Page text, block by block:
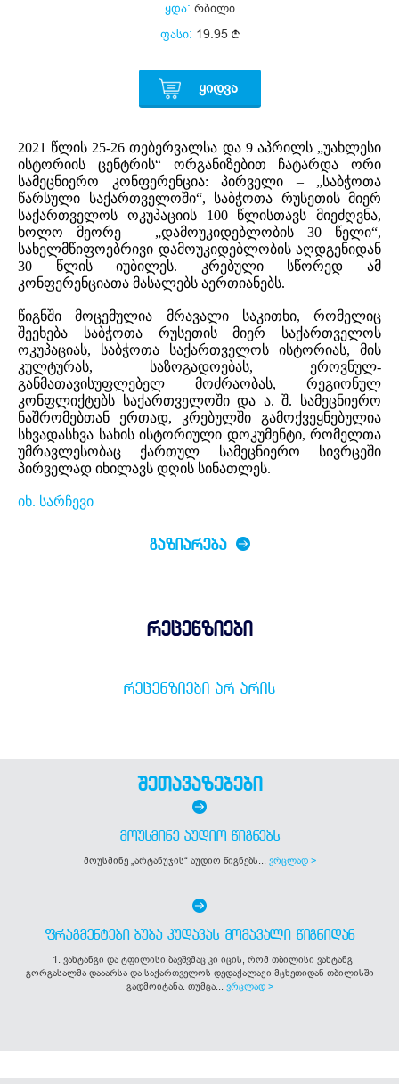
ყდა: რბილი
ფასი: 19.95
ᲧᲘᲓᲕᲐ
2021 წლის 25-26 თებერვალსა და 9 აპრილს „უახლესი
ისტორიის ცენტრის“ ორგანიზებით ჩატარდა ორი
სამეცნიერო კონფერენცია: პირველი – „საბჭოთა
წარსული საქართველოში“, საბჭოთა რუსეთის მიერ
საქართველოს ოკუპაციის 100 წლისთავს მიეძღვნა,
ხოლო მეორე – „დამოუკიდებლობის 30 წელი“,
სახელმწიფოებრივი დამოუკიდებლობის აღდგენიდან
30 წლის იუბილეს. კრებული სწორედ ამ
კონფერენციათა მასალებს აერთიანებს.
წიგნში მოცემულია მრავალი საკითხი, რომელიც
შეეხება საბჭოთა რუსეთის მიერ საქართველოს
ოკუპაციას, საბჭოთა საქართველოს ისტორიას, მის
კულტურას, საზოგადოებას, ეროვნულ-
განმათავისუფლებელ მოძრაობას, რეგიონულ
კონფლიქტებს საქართველოში და ა. შ. სამეცნიერო
ნაშრომებთან ერთად, კრებულში გამოქვეყნებულია
სხვადასხვა სახის ისტორიული დოკუმენტი, რომელთა
უმრავლესობაც ქართულ სამეცნიერო სივრცეში
პირველად იხილავს დღის სინათლეს.
იხ. სარჩევი
ᲒᲐᲖᲘᲐᲠᲔᲑᲐ
რეცენზიები
ᲠᲔᲪᲔᲜᲖᲘᲔᲑᲘ ᲐᲠ ᲐᲠᲘᲡ
შეთავაზებები
ᲛᲝᲣᲡᲛᲘᲜᲔ ᲐᲣᲓᲘᲝ ᲬᲘᲒᲜᲔᲑᲡ
მოუსმინე „არტანუჯის“ აუდიო წიგნებს... ვრცლად >
ᲤᲠᲐᲒᲛᲔᲜᲢᲔᲑᲘ ᲑᲣᲑᲐ ᲙᲣᲓᲐᲕᲐᲡ ᲛᲝᲛᲐᲕᲐᲚᲘ ᲬᲘᲒᲜᲘᲓᲐᲜ
1. ვახტანგი და ტფილისი ბავშვმაც კი იცის, რომ თბილისი ვახტანგ
გორგასალმა დააარსა და საქართველოს დედაქალაქი მცხეთიდან თბილისში
გადმოიტანა. თუმცა... ვრცლად >